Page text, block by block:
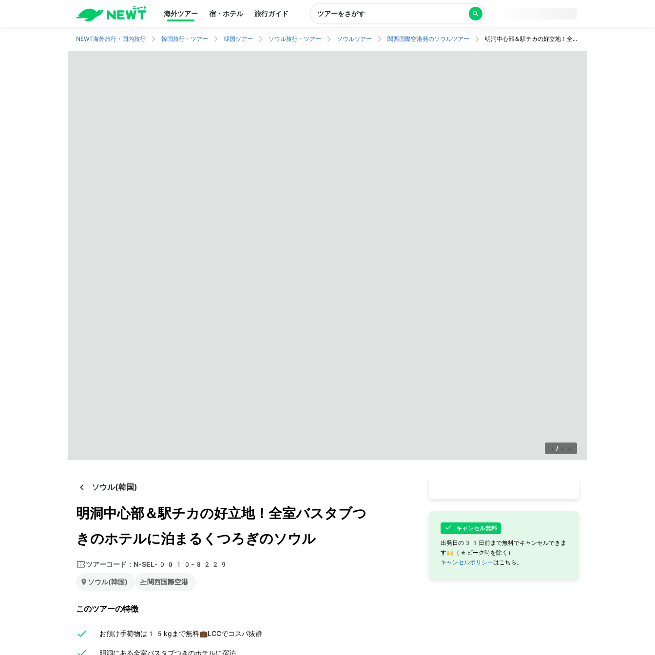
海外ツアー 宿・ホテル 旅行ガイド ツアーをさがす
NEWT海外旅行・国内旅行 韓国旅行・ツアー 韓国ツアー ソウル旅行・ツアー ソウルツアー 関西国際空港発のソウルツアー 明洞中心部＆駅チカの好立地！全室バスタブつきのホテルに泊まるくつろぎのソウル
1 / 33
ソウル(韓国)
明洞中心部＆駅チカの好立地！全室バスタブつ
きのホテルに泊まるくつろぎのソウル
ツアーコード： N-SEL-0010-8229
ソウル(韓国) 関西国際空港
このツアーの特徴
お預け手荷物は15kgまで無料💼LCCでコスパ抜群
明洞にある全室バスタブつきのホテルに宿泊
キャンセル無料
出発日の31日前まで無料でキャンセルできま
す🙌（*ピーク時を除く）
キャンセルポリシーはこちら。